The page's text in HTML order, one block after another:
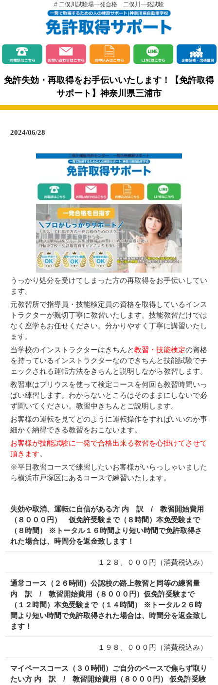
# 二俣川試験場一発合格 二俣川一発試験
免許失効・再取得をお手伝いいたします！【免許取得
サポート】神奈川県三浦市
2024/06/28
うっかり処分を受けてしまった方の再取得をお手伝いしてい
ます。
元教習所で指導員・技能検定員の資格を取得しているインス
トラクターが親切丁寧に教習いたします。技能教習だけでは
なく座学もお任せください。分かりやすく丁寧に講習いたし
ます。
当学校のインストラクターはきちんと教習・技能検定の資格
を持っているインストラクターなのできちんと技能試験でチ
ェックされる運転方法をきちんと説明しながら教習します。
教習車はプリウスを使って検定コースを何回も教習時間いっ
ぱい練習します。わからないところはそのままにしないで必
ず聞いてください。教習中きちんとご説明します。
お客様の運転を見てどのように運転操作をすればいいのか事
細かく納得できる教習をおこないます。
お客様が技能試験に一発で合格出来る教習を心掛けてさせて
頂きます。
※平日教習コースで練習したいお客様がいらっしゃいました
ら横浜市戸塚区にあるコースで練習いたします。
失効や取消、運転に自信がある方 内 訳 / 教習開始費用
（８０００円） 仮免許受験まで（８時間）本免受験まで
（８時間） ※トータル１６時間より短い時間で免許取得さ
れた場合は、時間分を返金致します！
１２８、０００円（消費税込み）
通常コース（２６時間）公認校の路上教習と同等の練習量
内 訳 / 教習開始費用（８０００円）仮免許受験まで
（１２時間）本免受験まで（１４時間） ※トータル２６時
間より短い時間で免許取得された場合は、時間分を返金致し
ます！
１９８、０００円（消費税込み）
マイペースコース（３０時間）ご自分のペースで焦らず取り
たい方 内 訳 / 教習開始費用（８０００円） 仮免許受験